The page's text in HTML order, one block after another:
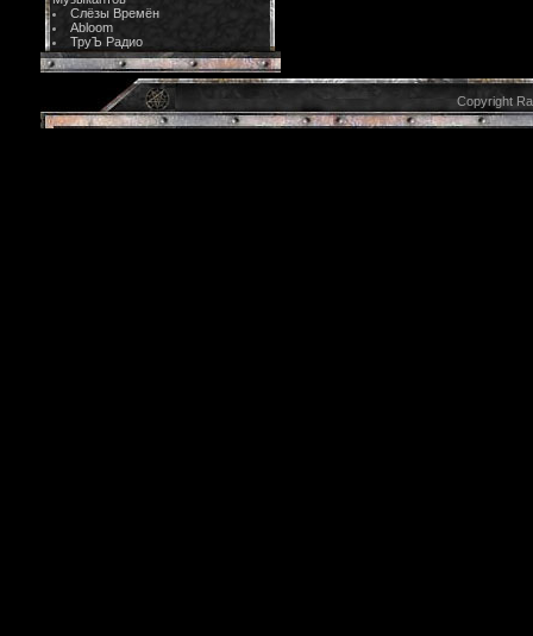
Слёзы Времён
Abloom
ТруЪ Радио
Copyright